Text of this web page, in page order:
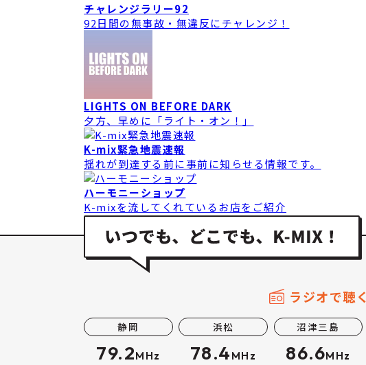
チャレンジラリー92
92日間の無事故・無違反にチャレンジ！
LIGHTS ON BEFORE DARK
夕方、早めに「ライト・オン！」
K-mix緊急地震速報
揺れが到達する前に事前に知らせる情報です。
ハーモニーショップ
K-mixを流してくれているお店をご紹介
ラジオで聴く
静岡
79.2MHz
浜松
78.4 MHz
沼津三島
86.6MHz